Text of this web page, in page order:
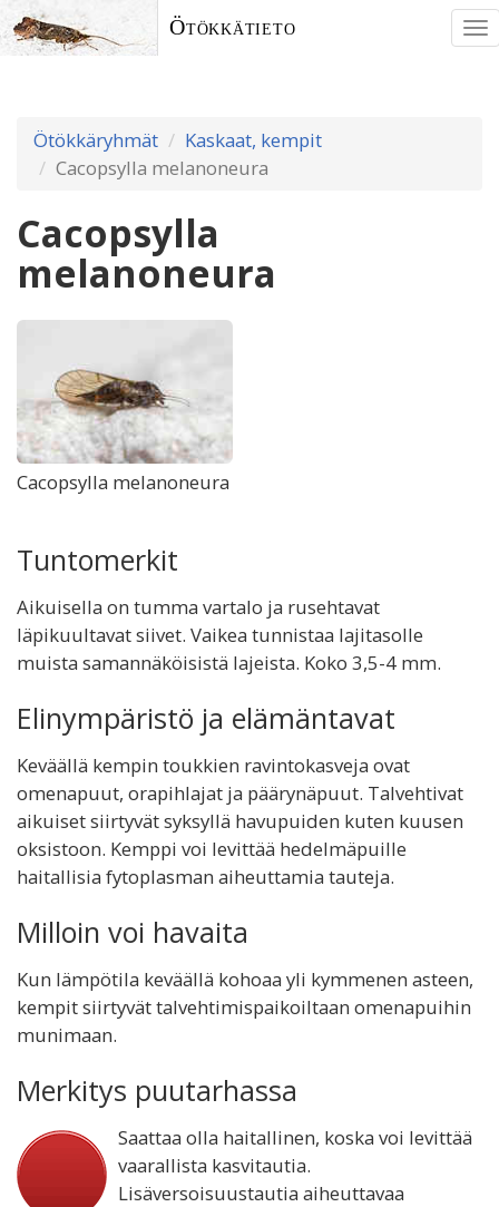
Ötökkätieto
Ötökkäryhmät
Kaskaat, kempit
Cacopsylla melanoneura
Cacopsylla
melanoneura
Cacopsylla melanoneura
Tuntomerkit
Aikuisella on tumma vartalo ja rusehtavat
läpikuultavat siivet. Vaikea tunnistaa lajitasolle
muista samannäköisistä lajeista. Koko 3,5-4 mm.
Elinympäristö ja elämäntavat
Keväällä kempin toukkien ravintokasveja ovat
omenapuut, orapihlajat ja päärynäpuut. Talvehtivat
aikuiset siirtyvät syksyllä havupuiden kuten kuusen
oksistoon. Kemppi voi levittää hedelmäpuille
haitallisia fytoplasman aiheuttamia tauteja.
Milloin voi havaita
Kun lämpötila keväällä kohoaa yli kymmenen asteen,
kempit siirtyvät talvehtimispaikoiltaan omenapuihin
munimaan.
Merkitys puutarhassa
Saattaa olla haitallinen, koska voi levittää
vaarallista kasvitautia.
Lisäversoisuustautia aiheuttavaa